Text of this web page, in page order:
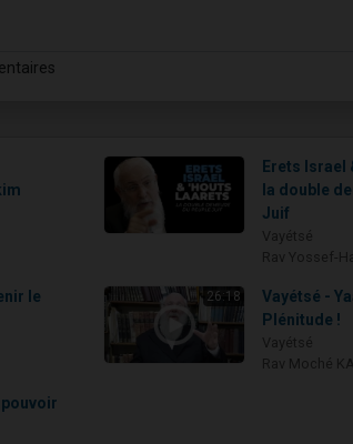
Erets Israel
la double
Juif
le
26:18
Vayétsé -
Plénitude !
pouvoir